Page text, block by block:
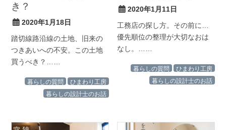
ひまわり工房
暮らしの質問
暮らしの設計士のお話
き？
2020年1月18日
踏切線路沿線の土地、旧来の
つきあいへの不安。この土地
買うべき？……
ひまわり工房
暮らしの質問
暮らしの設計士のお話
2020年1月11日
工務店の探し方。その前に…
優先順位の整理が大切なおは
なし。……